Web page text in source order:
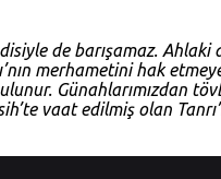
de barışamaz.
merhametini hak
Günahlarımızdan
vaat edilmiş olan